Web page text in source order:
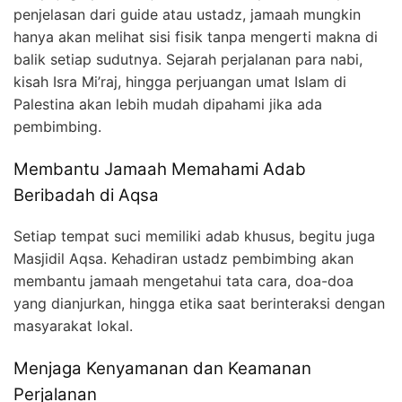
penjelasan dari guide atau ustadz, jamaah mungkin
hanya akan melihat sisi fisik tanpa mengerti makna di
balik setiap sudutnya. Sejarah perjalanan para nabi,
kisah Isra Mi’raj, hingga perjuangan umat Islam di
Palestina akan lebih mudah dipahami jika ada
pembimbing.
Membantu Jamaah Memahami Adab
Beribadah di Aqsa
Setiap tempat suci memiliki adab khusus, begitu juga
Masjidil Aqsa. Kehadiran ustadz pembimbing akan
membantu jamaah mengetahui tata cara, doa-doa
yang dianjurkan, hingga etika saat berinteraksi dengan
masyarakat lokal.
Menjaga Kenyamanan dan Keamanan
Perjalanan